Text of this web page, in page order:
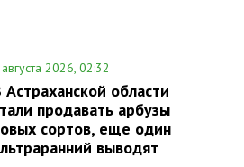
2026, 02:32
Астраханской области
продавать арбузы
сортов, еще один
выводят